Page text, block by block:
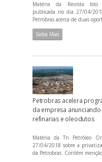
i
Matéria da Revista
publicada no dia 27/04/
Petrobras acerca de duas
Saiba Mais
Petrobras acelera
da empresa
refinarias e oleodutos
Matéria da Tn Petróleo
27/04/2018 sobre a
da Petrobras. Contém